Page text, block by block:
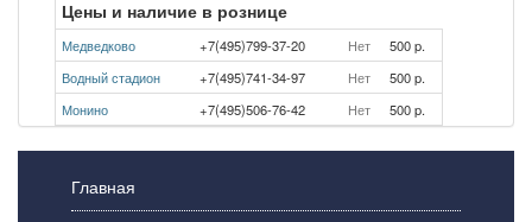
Цены и наличие в рознице
Медведково +7(495)799-37-20 Нет
500 p.
Водный стадион
+7(495)741-34-97 Нет
500 p.
Монино
+7(495)506-76-42 Нет 500 p.
Главная